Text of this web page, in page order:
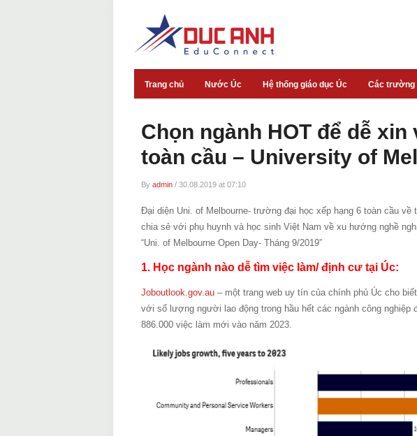
Trang chủ Nước Úc Hệ thống giáo dục Úc Các trường
Chọn ngành HOT để dễ
toàn cầu – University of
By admin / 30.08.2019 at 07:10
Đại diện Uni. of Melbourne- trường đại học xếp hạng 6 toàn cầu
chia sẻ với phụ huynh và học sinh Việt Nam về xu hướng nghề
“Uni. of Melbourne Open Day- Tháng 9/2019”
1. Học ngành nào dễ tìm việc làm/ định cư tại Úc:
Joboutlook.gov.au – một trang web uy tín của chính phủ Úc cho
với số lượng người lao động trong hầu hết các ngành công
886.000 việc làm mới vào năm 2023.